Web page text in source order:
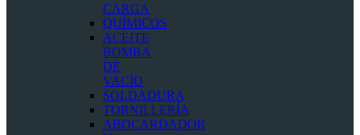
CARGA
QUÍMICOS
ACEITE
BOMBA
DE
VACÍO
SOLDADURA
TORNILLERÍA
ABOCARDADOR